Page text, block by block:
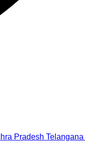
Pradesh Telangana